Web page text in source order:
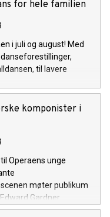
for hele familien
i juli og august! Med
til lavere
komponister i
Operaens unge
møter publikum
Gardner.